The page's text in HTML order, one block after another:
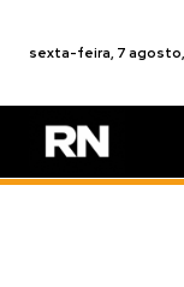
sexta-feira, 7